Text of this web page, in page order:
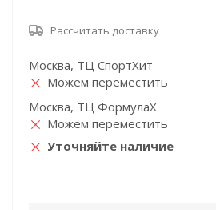
Рассчитать доставку
Москва, ТЦ СпортХит
Можем переместить
Москва, ТЦ ФормулаХ
Можем переместить
Уточняйте наличие